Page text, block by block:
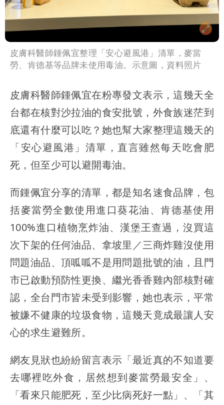
皮膚科醫師鍾佩宜整理「安心避風港」清單，麥當
勞、肯德基等品牌未使用毒油。示意圖，資料照片
皮膚科醫師鍾佩宜在粉專發文表示，這幾天全
台都在核對沙拉油的食安批號，外食族迷茫到
底還有什麼可以吃？她也幫大家整理這幾天的
「安心避風港」清單，直言雖然每天吃會肥
死，但至少可以避開毒油。
而鍾佩宜分享的清單，都是知名速食品牌，包
括麥當勞全數使用進口葵花油、肯德基使用
100%進口植物烹炸油、漢堡王查過，沒買這
次下架的任何油品、拿坡里／三商炸雞沒使用
問題油品、頂呱呱不是用問題批號的油，且門
市已啟動預防性更換、繼光香香雞內部核對確
認，全台門市皆未受到影響，她也表示，平常
被嫌不健康的垃圾食物，這幾天竟成最讓人安
心的求生避難所。
網友見狀也紛紛留言表示「最近真的不知道要
去哪裡吃外食，居然想到麥當勞最安全」、
「看來只能肥死，至少比病死好一點」、「其